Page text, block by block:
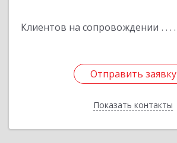
Клиентов на сопровождении
Отправить заявку
Показать контакты
Отправить заявку
Назад